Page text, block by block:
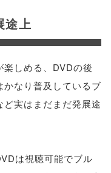
途上
しめる、DVDの後
なり普及しているブ
実はまだまだ発展途
は視聴可能でブル